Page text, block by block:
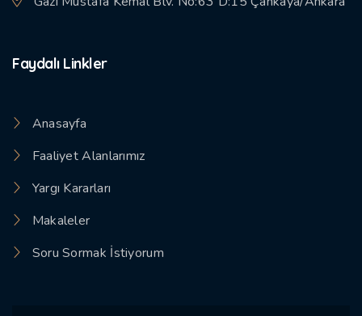
Faydalı Linkler
Anasayfa
Faaliyet Alanlarımız
Yargı Kararları
Makaleler
Soru Sormak İstiyorum